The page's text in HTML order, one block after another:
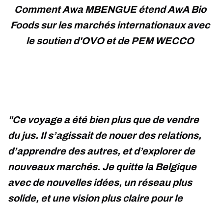
Comment Awa MBENGUE étend AwA Bio
Foods sur les marchés internationaux avec
le soutien d'OVO et de PEM WECCO
"Ce voyage a été bien plus que de vendre
du jus. Il s’agissait de nouer des relations,
d’apprendre des autres, et d’explorer de
nouveaux marchés. Je quitte la Belgique
avec de nouvelles idées, un réseau plus
solide, et une vision plus claire pour le